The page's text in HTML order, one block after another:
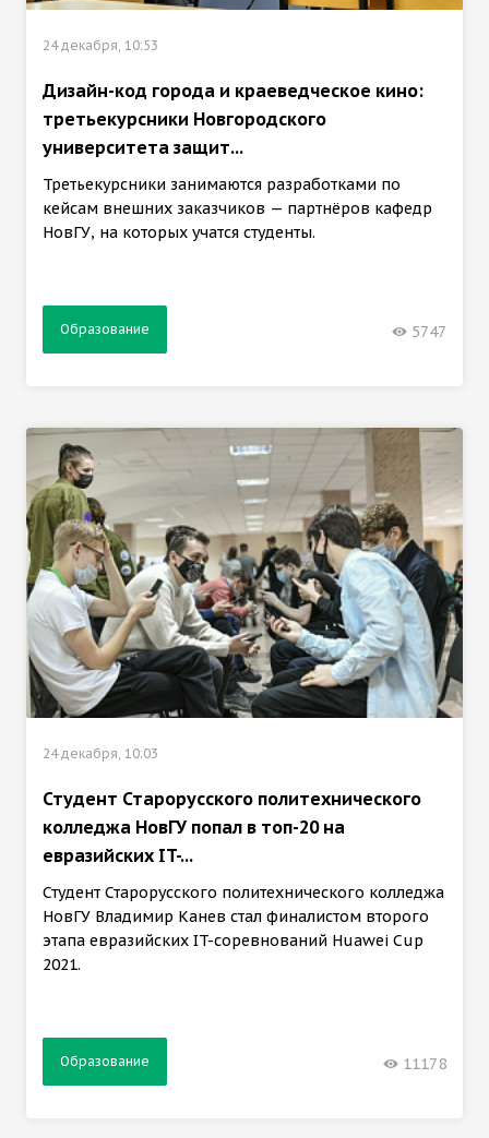
24 декабря, 10:53
Дизайн-код города и краеведческое кино:
третьекурсники Новгородского
университета защит...
Третьекурсники занимаются разработками по
кейсам внешних заказчиков — партнёров кафедр
НовГУ, на которых учатся студенты.
Образование 5747
24 декабря, 10:03
Студент Старорусского политехнического
колледжа НовГУ попал в топ-20 на
евразийских IT-...
Студент Старорусского политехнического колледжа
НовГУ Владимир Канев стал финалистом второго
этапа евразийских IT-соревнований Huawei Cup
2021.
Образование 11178